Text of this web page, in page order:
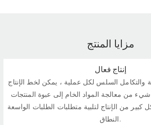
مزايا المنتج
إنتاج فعال
والتكامل السلس لكل عملية ، يمكن لخط الإنتاج
من معالجة المواد الخام إلى عبوة المنتجات
كبير من الإنتاج لتلبية متطلبات الطلبات الواسعة
النطاق.